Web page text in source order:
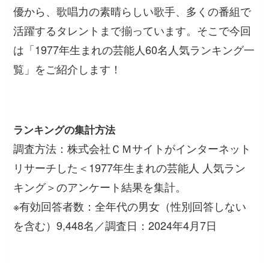
優から、歌唱力の素晴らしい歌手、多くの番組で
活躍するタレントまで揃っています。そこで今回
は「1977年生まれの芸能人60名人気ランキング一
覧」をご紹介します！
ランキングの集計方法
調査方法：株式会社ＣＭサイトがインターネット
リサーチした＜1977年生まれの芸能人 人気ラン
キング＞のアンケート結果を集計。
※有効回答者数：全年代の男女（性別回答しない
を含む）9,448名／調査日：2024年4月7日